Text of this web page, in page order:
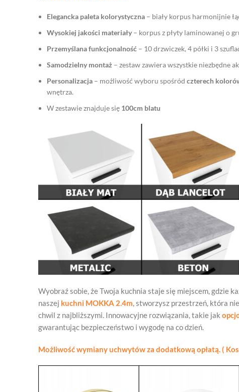
Elegancka paleta kolorystyczna – biały korpus harmonijnie
Wysokiej jakości materiały – korpus z płyty laminowanej o
Przemyślana funkcjonalność – 10 drzwiczek, 4 półki i 3
Samodzielny montaż – zestaw zawiera wszystkie niezbędne
Personalizacja – możliwość wyboru spośród czterech
wnętrza.
W zestawie znajduje się 100cm blatu
Wyobraź sobie, że Twoja kuchnia staje się miejscem, gdzie
naszej kuchni MOKKA 2.4m, stworzysz przestrzeń, która
chwil z najbliższymi. Innowacyjne rozwiązania, takie jak
gwarantując bezpieczeństwo i wygodę na co dzień.
Możliwość wymiany uchwytów za dodatkową opłatą. (